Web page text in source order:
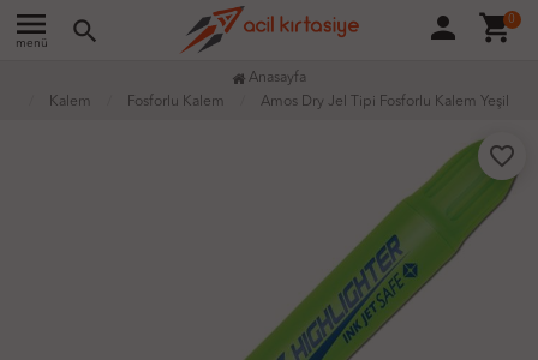
menu
menü search person shopping_cart
0
Anasayfa
Kalem
Fosforlu Kalem Amos Dry Jel Tipi Fosforlu Kalem Yeşil
favorite_border